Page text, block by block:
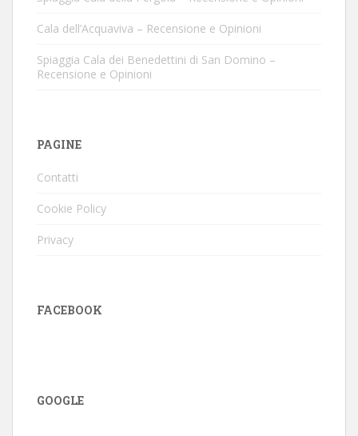
Cala dell’Acquaviva – Recensione e Opinioni
Spiaggia Cala dei Benedettini di San Domino –
Recensione e Opinioni
PAGINE
Contatti
Cookie Policy
Privacy
FACEBOOK
GOOGLE